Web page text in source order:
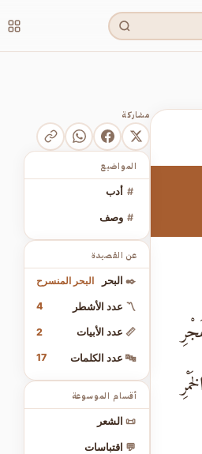
مشاركة
المواضيع
# أدب
# وصف
عن القصيدة
✒️ البحر البحر المنسرح
〽️ عدد الأشطر 4
📏 عدد الأبيات 2
🔤 عدد الكلمات 17
أقسام الموسوعة
📜 الشعر
💬 اقتباسات